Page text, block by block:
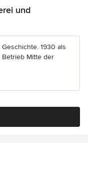
und
1930 als
Mitte der